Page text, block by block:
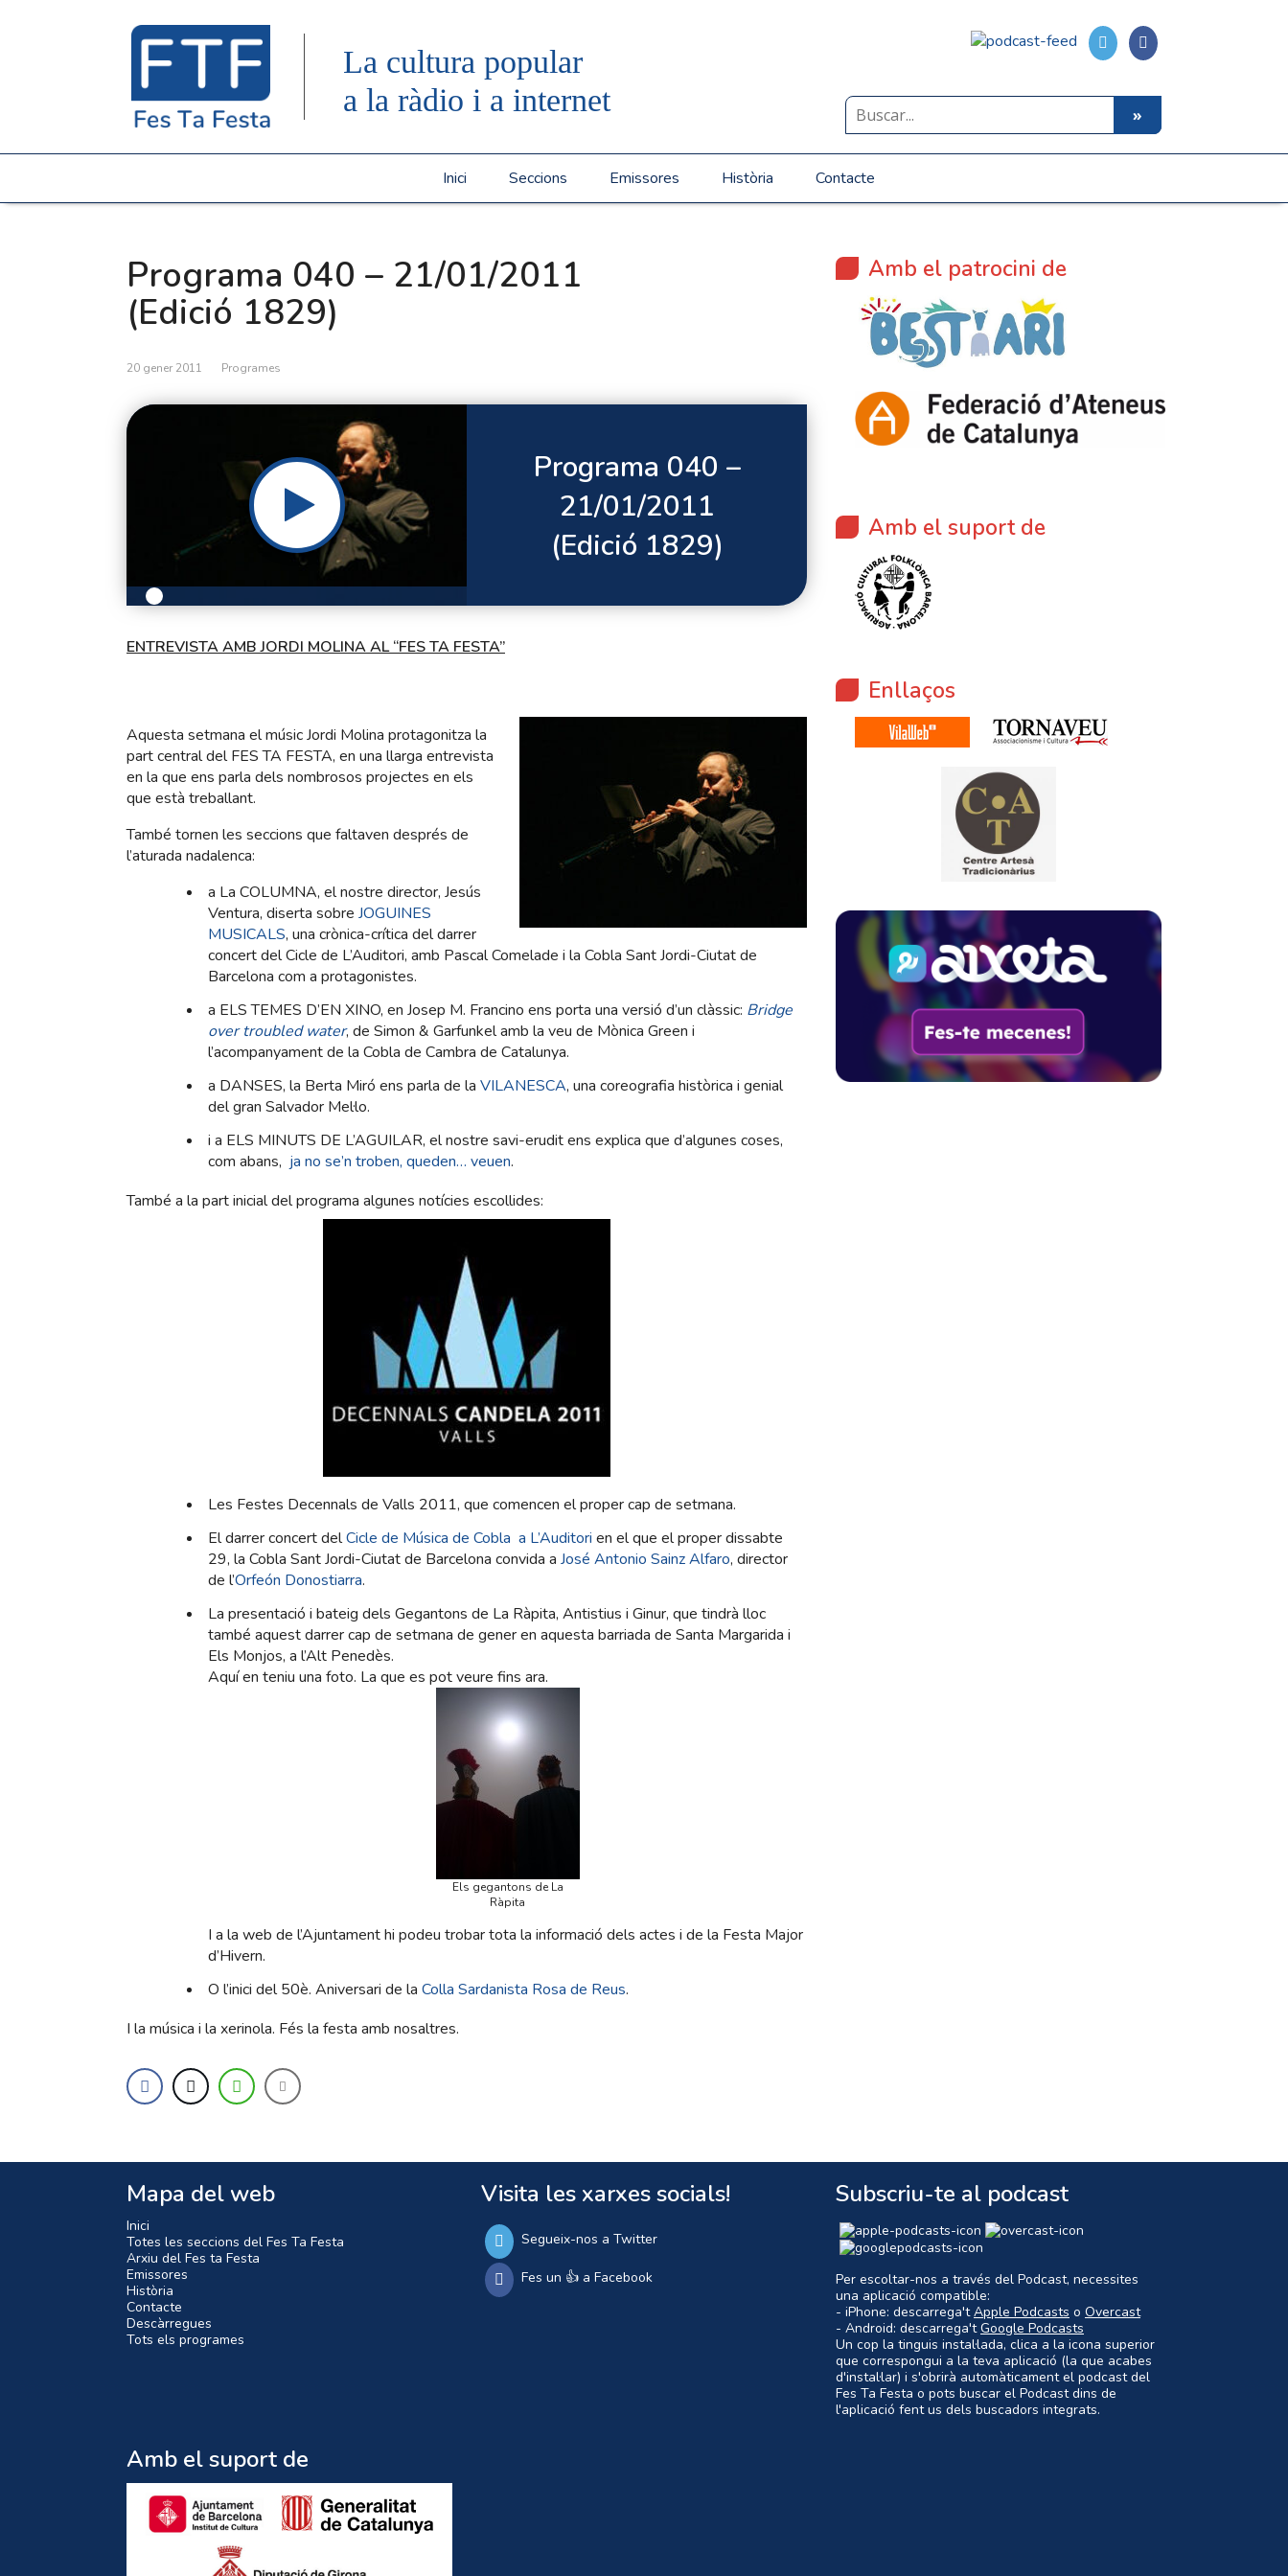
La cultura popular
a la ràdio i a internet
Inici Seccions Emissores Història Contacte
Programa 040 – 21/01/2011
(Edició 1829)
20 gener 2011 Programes
Programa 040 –
21/01/2011
(Edició 1829)
ENTREVISTA AMB JORDI MOLINA AL “FES TA FESTA”
Aquesta setmana el músic Jordi Molina protagonitza la
part central del FES TA FESTA, en una llarga entrevista
en la que ens parla dels nombrosos projectes en els
que està treballant.
També tornen les seccions que faltaven després de
l’aturada nadalenca:
a La COLUMNA, el nostre director, Jesús
Ventura, diserta sobre JOGUINES
MUSICALS, una crònica-crítica del darrer
concert del Cicle de L’Auditori, amb Pascal Comelade i la Cobla Sant Jordi-Ciutat de
Barcelona com a protagonistes.
a ELS TEMES D’EN XINO, en Josep M. Francino ens porta una versió d’un clàssic: Bridge
over troubled water, de Simon & Garfunkel amb la veu de Mònica Green i
l’acompanyament de la Cobla de Cambra de Catalunya.
a DANSES, la Berta Miró ens parla de la VILANESCA, una coreografia històrica i genial
del gran Salvador Mel·lo.
i a ELS MINUTS DE L’AGUILAR, el nostre savi-erudit ens explica que d’algunes coses,
com abans, ja no se’n troben, queden… veuen.
També a la part inicial del programa algunes notícies escollides:
Les Festes Decennals de Valls 2011, que comencen el proper cap de setmana.
El darrer concert delCicle de Música de Cobla a L’Auditori en el que el proper dissabte
29, la Cobla Sant Jordi-Ciutat de Barcelona convida a José Antonio Sainz Alfaro, director
de l’Orfeón Donostiarra.
La presentació i bateig dels Gegantons de La Ràpita, Antistius i Ginur, que tindrà lloc
també aquest darrer cap de setmana de gener en aquesta barriada de Santa Margarida i
Els Monjos, a l’Alt Penedès.
Aquí en teniu una foto. La que es pot veure fins ara.
Els gegantons de La
Ràpita
I a la web de l’Ajuntament hi podeu trobar tota la informació dels actes i de la Festa Major
d’Hivern.
O l’inici del 50è. Aniversari de la Colla Sardanista Rosa de Reus.
I la música i la xerinola. Fés la festa amb nosaltres.
Amb el patrocini de
Amb el suport de
Enllaços
Mapa del web
Inici
Totes les seccions del Fes Ta Festa
Arxiu del Fes ta Festa
Emissores
Història
Contacte
Descàrregues
Tots els programes
Visita les xarxes socials!
Segueix-nos a Twitter
Fes un 👍 a Facebook
Subscriu-te al podcast
Per escoltar-nos a través del Podcast, necessites
una aplicació compatible:
- iPhone: descarrega'tApple Podcasts o Overcast
- Android: descarrega'tGoogle Podcasts
Un cop la tinguis instal·lada, clica a la icona superior
que correspongui a la teva aplicació (la que acabes
d'instal·lar) i s'obrirà automàticament el podcast del
Fes Ta Festa o pots buscar el Podcast dins de
l'aplicació fent us dels buscadors integrats.
Amb el suport de